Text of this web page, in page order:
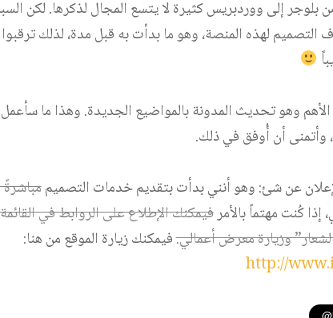
بلوجر إلى ووردبريس كثيرة لا يتسع المجال لذكرها. لكن
لهذه المنصة، وهو ما بدأت به قبل مدة، لذلك
وهو تحديث المدونة بالمواضيع الجديدة. وهذا ما
وأتمنى أن أُوفق في ذلك.
عن شئ: وهو أنني بدأت بتقديم خدمات التصميم
كُنت مهتماً بالأمرفيمكنك الإطلاع على الروابط في
وزيارة معرض أعمالي.فيمكنك زيارة الموقع من هنا:
http://